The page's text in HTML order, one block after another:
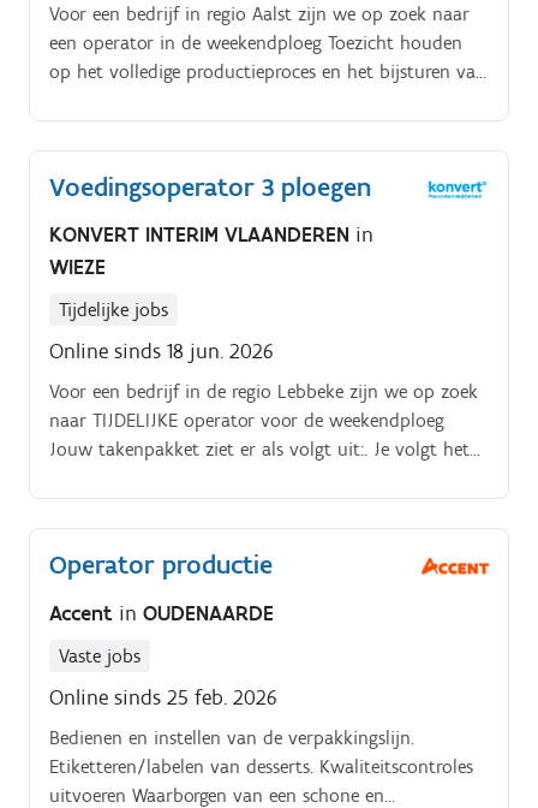
Voor een bedrijf in regio Aalst zijn we op zoek naar
een operator in de weekendploeg Toezicht houden
op het volledige productieproces en het bijsturen van
installaties volgens specifieke werkbladen en
klantvereisten Uitvoeren van strikte
kwaliteitscontroles om onze hoogkwalitatieve
producten die wereldwijd een cruciale rol spelen
Garanderen van een vlotte ploegoverdracht zodat
het proces efficiënt blijft draaien Naleven van de
werk vereisen Heb je interesse in deze functie, stuur
dan zeker je CV door naar aalst.interim@konvert.be
of bel ons op het nummer 053 70 42 22.
Voedingsoperator 3 ploegen
KONVERT INTERIM VLAANDEREN in
WIEZE
Tijdelijke jobs
Online sinds 18 jun. 2026
Voor een bedrijf in de regio Lebbeke zijn we op zoek
naar TIJDELIJKE operator voor de weekendploeg
Jouw takenpakket ziet er als volgt uit:. Je volgt het
productielijnen Je gooit je dagelijks in de strijd om de
kwaliteit van onze producten te garanderen en bent
sturen waar nodig Een technische storing? Indien
jouw technische basiskennis niet toelaat om dit zelf
Je maakt van veiligheid, hygiëne en netheid op de
werkvloer een prioriteit
Operator productie
Accent in OUDENAARDE
Vaste jobs
Online sinds 25 feb. 2026
Bedienen en instellen van de verpakkingslijn.
Etiketteren/labelen van desserts. Kwaliteitscontroles
uitvoeren Waarborgen van een schone en